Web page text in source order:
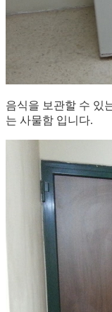
음식을 보관할 수 있
는 사물함 입니다.